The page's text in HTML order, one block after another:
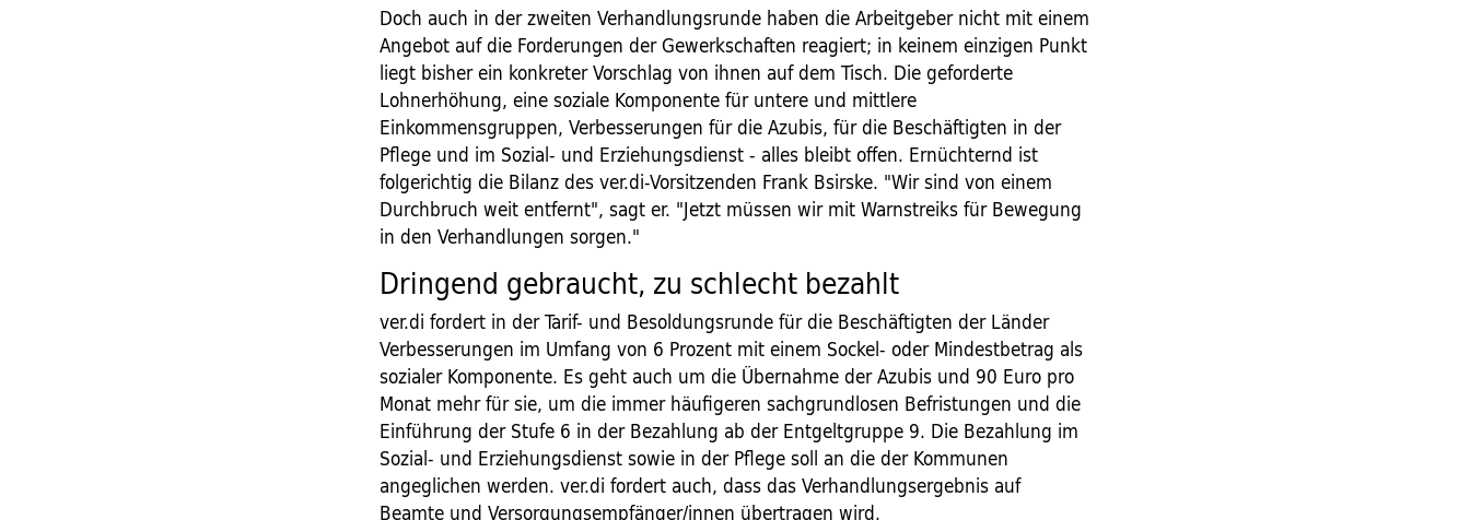
Doch auch in der zweiten Verhandlungsrunde haben die Arbeitgeber nicht mit einem
Angebot auf die Forderungen der Gewerkschaften reagiert; in keinem einzigen Punkt
liegt bisher ein konkreter Vorschlag von ihnen auf dem Tisch. Die geforderte
Lohnerhöhung, eine soziale Komponente für untere und mittlere
Einkommensgruppen, Verbesserungen für die Azubis, für die Beschäftigten in der
Pflege und im Sozial- und Erziehungsdienst - alles bleibt offen. Ernüchternd ist
folgerichtig die Bilanz des ver.di-Vorsitzenden Frank Bsirske. "Wir sind von einem
Durchbruch weit entfernt", sagt er. "Jetzt müssen wir mit Warnstreiks für Bewegung
in den Verhandlungen sorgen."
Dringend gebraucht, zu schlecht bezahlt
ver.di fordert in der Tarif- und Besoldungsrunde für die Beschäftigten der Länder
Verbesserungen im Umfang von 6 Prozent mit einem Sockel- oder Mindestbetrag als
sozialer Komponente. Es geht auch um die Übernahme der Azubis und 90 Euro pro
Monat mehr für sie, um die immer häufigeren sachgrundlosen Befristungen und die
Einführung der Stufe 6 in der Bezahlung ab der Entgeltgruppe 9. Die Bezahlung im
Sozial- und Erziehungsdienst sowie in der Pflege soll an die der Kommunen
angeglichen werden. ver.di fordert auch, dass das Verhandlungsergebnis auf
Beamte und Versorgungsempfänger/innen übertragen wird.